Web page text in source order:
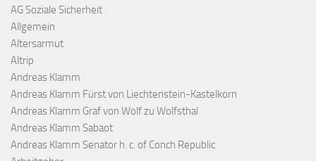
AG Soziale Sicherheit
Allgemein
Altersarmut
Altrip
Andreas Klamm
Andreas Klamm Fürst von Liechtenstein-Kastelkorn
Andreas Klamm Graf von Wolf zu Wolfsthal
Andreas Klamm Sabaot
Andreas Klamm Senator h. c. of Conch Republic